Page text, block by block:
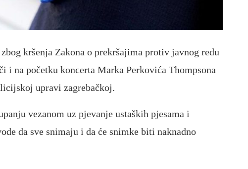
kršenja Zakona o prekršajima protiv javnog redu
i na početku koncerta Marka Perkovića Thompsona
upravi zagrebačkoj.
vezanom uz pjevanje ustaških pjesama i
da sve snimaju i da će snimke biti naknadno